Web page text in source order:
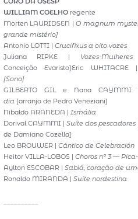
WILLIAM COELHO regente
Morten LAURIDSEN |O magnum
grande mistério]
Antonio LOTTI | Crucifixus a oito vozes
Juliana RIPKE | Vozes-
Conceição Evaristo]Eric WHITACRE
[Sono]
GILBERTO GIL e Nana
dia [arranjo de Pedro Veneziani]
Nibaldo ARANEDA | Ismália
Dorival CAYMMI |Suíte dos pescadores
de Damiano Cozella]
Leo BROUWER | Cántico de Celebración
Heitor VILLA-LOBOS | Choros nº 3 —
Aylton ESCOBAR | Sabiá, coração de
Ronaldo MIRANDA | Suíte nordestina